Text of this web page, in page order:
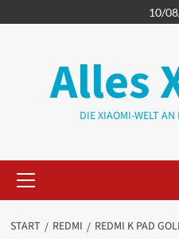
Inhalt
10/
Alles
DIE XIAOMI-WELT
Menü
START REDMI
REDMI K PAD